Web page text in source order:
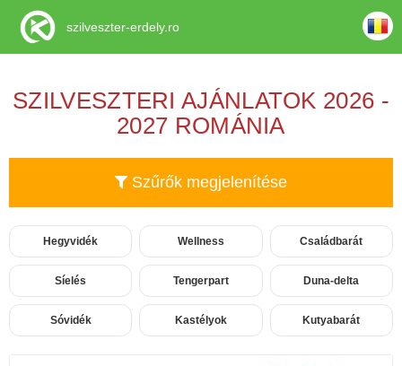
SZILVESZTERI AJÁNLATOK 2026 -
2027 ROMÁNIA
Szűrők megjelenítése
Hegyvidék Wellness Családbarát
Síelés Tengerpart Duna-delta
Sóvidék Kastélyok Kutyabarát
szilveszter-erdely.ro